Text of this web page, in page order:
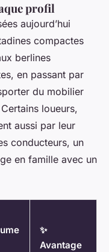
profil
aujourd’hui
compactes
berlines
en passant par
du mobilier
loueurs,
aussi par leur
conducteurs, un
en famille avec un
✨
Avantage